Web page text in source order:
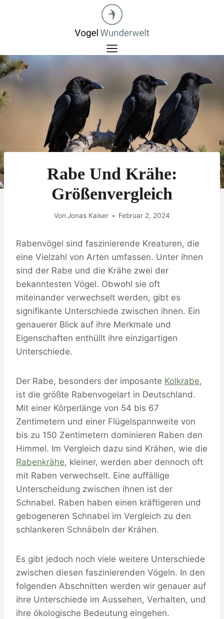
Rabe Und Krähe:
Größenvergleich
Von Jonas Kaiser Februar 2, 2024
Rabenvögel sind faszinierende Kreaturen, die
eine Vielzahl von Arten umfassen. Unter ihnen
sind der Rabe und die Krähe zwei der
bekanntesten Vögel. Obwohl sie oft
miteinander verwechselt werden, gibt es
signifikante Unterschiede zwischen ihnen. Ein
genauerer Blick auf ihre Merkmale und
Eigenschaften enthüllt ihre einzigartigen
Unterschiede.
Der Rabe, besonders der imposante Kolkrabe,
ist die größte Rabenvogelart in Deutschland.
Mit einer Körperlänge von 54 bis 67
Zentimetern und einer Flügelspannweite von
bis zu 150 Zentimetern dominieren Raben den
Himmel. Im Vergleich dazu sind Krähen, wie die
Rabenkrähe, kleiner, werden aber dennoch oft
mit Raben verwechselt. Eine auffällige
Unterscheidung zwischen ihnen ist der
Schnabel. Raben haben einen kräftigeren und
gebogeneren Schnabel im Vergleich zu den
schlankeren Schnäbeln der Krähen.
Es gibt jedoch noch viele weitere Unterschiede
zwischen diesen faszinierenden Vögeln. In den
folgenden Abschnitten werden wir genauer auf
ihre Unterschiede im Aussehen, Verhalten, und
ihre ökologische Bedeutung eingehen.